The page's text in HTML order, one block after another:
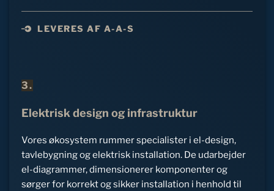
LEVERES AF A-A-S
3.
Elektrisk design og infrastruktur
Vores økosystem rummer specialister i el-design,
tavlebygning og elektrisk installation. De udarbejder
el-diagrammer, dimensionerer komponenter og
sørger for korrekt og sikker installation i henhold til